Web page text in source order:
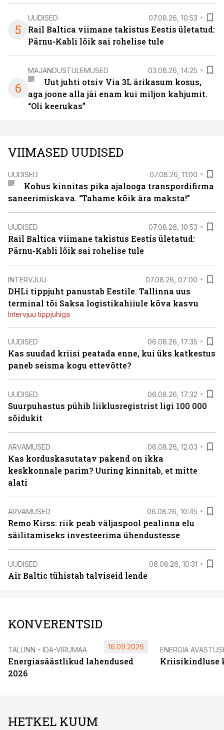
5
UUDISED 07.08.26, 10:53
Rail Baltica viimane takistus Eestis ületatud:
Pärnu-Kabli lõik sai rohelise tule
6
MAJANDUSTULEMUSED 03.08.26, 14:25
Uut juhti otsiv Via 3L ärikasum kosus,
aga joone alla jäi enam kui miljon kahjumit.
“Oli keerukas”
VIIMASED UUDISED
UUDISED 07.08.26, 11:00
Kohus kinnitas pika ajalooga transpordifirma
saneerimiskava. “Tahame kõik ära maksta!”
UUDISED 07.08.26, 10:53
Rail Baltica viimane takistus Eestis ületatud:
Pärnu-Kabli lõik sai rohelise tule
INTERVJUU 07.08.26, 07:00
DHLi tippjuht panustab Eestile. Tallinna uus
terminal tõi Saksa logistikahiiule kõva kasvu
Intervjuu tippjuhiga
UUDISED 06.08.26, 17:35
Kas suudad kriisi peatada enne, kui üks katkestus
paneb seisma kogu ettevõtte?
UUDISED 06.08.26, 17:32
Suurpuhastus pühib liiklusregistrist ligi 100 000
sõidukit
ARVAMUSED 06.08.26, 12:03
Kas korduskasutatav pakend on ikka
keskkonnale parim? Uuring kinnitab, et mitte
alati
ARVAMUSED 06.08.26, 10:45
Remo Kirss: riik peab väljaspool pealinna elu
säilitamiseks investeerima ühendustesse
UUDISED 06.08.26, 10:31
Air Baltic tühistab talviseid lende
KONVERENTSID
TALLINN - IDA-VIRUMAA
Energiasäästlikud lahendused
2026
16.09.2026 ENERGIA
Kriisikindluse
HETKEL KUUM